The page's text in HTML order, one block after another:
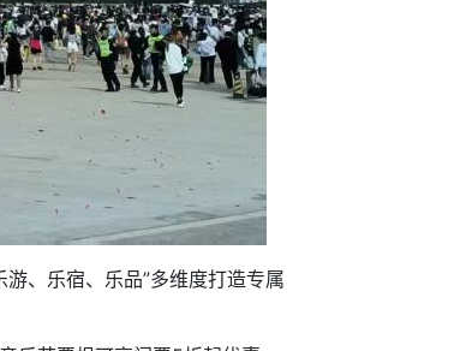
、乐宿、乐品”多维度打造专属